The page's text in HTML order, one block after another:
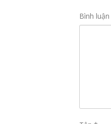
Bình luận